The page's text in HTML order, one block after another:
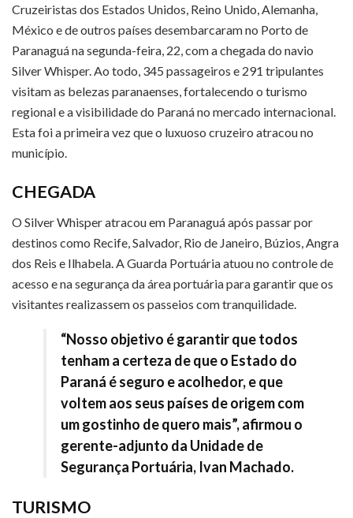
Cruzeiristas dos Estados Unidos, Reino Unido, Alemanha,
México e de outros países desembarcaram no Porto de
Paranaguá na segunda-feira, 22, com a chegada do navio
Silver Whisper. Ao todo, 345 passageiros e 291 tripulantes
visitam as belezas paranaenses, fortalecendo o turismo
regional e a visibilidade do Paraná no mercado internacional.
Esta foi a primeira vez que o luxuoso cruzeiro atracou no
município.
CHEGADA
O Silver Whisper atracou em Paranaguá após passar por
destinos como Recife, Salvador, Rio de Janeiro, Búzios, Angra
dos Reis e Ilhabela. A Guarda Portuária atuou no controle de
acesso e na segurança da área portuária para garantir que os
visitantes realizassem os passeios com tranquilidade.
“Nosso objetivo é garantir que todos
tenham a certeza de que o Estado do
Paraná é seguro e acolhedor, e que
voltem aos seus países de origem com
um gostinho de quero mais”, afirmou o
gerente-adjunto da Unidade de
Segurança Portuária, Ivan Machado.
TURISMO